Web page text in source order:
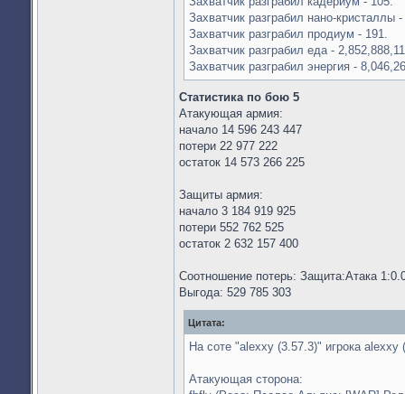
Захватчик разграбил нано-кристаллы
Захватчик разграбил продиум - 191.
Захватчик разграбил еда -
Захватчик разграбил энергия -
Статистика по бою 5
Атакующая армия:
начало 14 596 243 447
потери 22 977 222
остаток 14 573 266 225
Защиты армия:
начало 3 184 919 925
потери 552 762 525
остаток 2 632 157 400
Соотношение потерь: Защита:Атака
Выгода: 529 785 303
Цитата:
На соте "alexxy (3.57.3)" игрока
Атакующая сторона: